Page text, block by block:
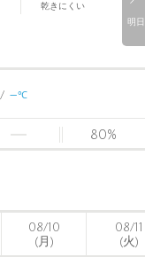
明日
乾きにくい
-℃
80%
08/10
(月)
08/11
(火)